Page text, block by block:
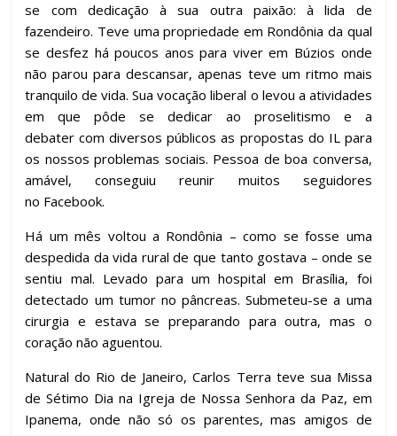
se com dedicação à sua outra paixão: à lida de
fazendeiro. Teve uma propriedade em Rondônia da qual
se desfez há poucos anos para viver em Búzios onde
não parou para descansar, apenas teve um ritmo mais
tranquilo de vida. Sua vocação liberal o levou a atividades
em que pôde se dedicar ao proselitismo e a
debater com diversos públicos as propostas do IL para
os nossos problemas sociais. Pessoa de boa conversa,
amável, conseguiu reunir muitos seguidores
no Facebook.
Há um mês voltou a Rondônia – como se fosse uma
despedida da vida rural de que tanto gostava – onde se
sentiu mal. Levado para um hospital em Brasília, foi
detectado um tumor no pâncreas. Submeteu-se a uma
cirurgia e estava se preparando para outra, mas o
coração não aguentou.
Natural do Rio de Janeiro, Carlos Terra teve sua Missa
de Sétimo Dia na Igreja de Nossa Senhora da Paz, em
Ipanema, onde não só os parentes, mas amigos de